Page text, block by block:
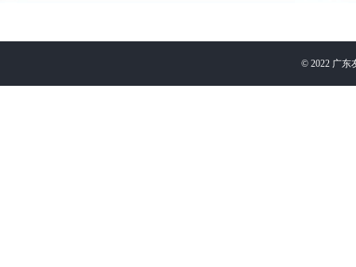
© 2022 广东